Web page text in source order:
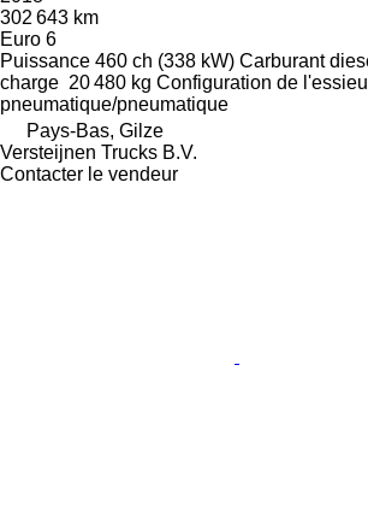
302 643 km
Euro 6
Puissance 460 ch (338 kW) Carburant
charge 20 480 kg Configuration de l'essieu
pneumatique/pneumatique
Pays-Bas, Gilze
Versteijnen Trucks B.V.
Contacter le vendeur